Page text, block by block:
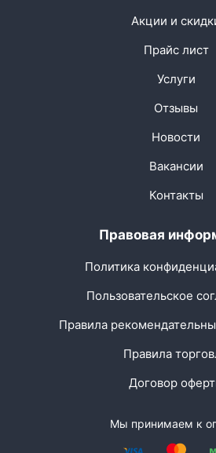
Акции и
Прайс лист
Услуги
Отзывы
Новости
Вакансии
Контакты
Правовая
Политика
Пользовательское
Правила
Правила
Договор
Мы принимаем к